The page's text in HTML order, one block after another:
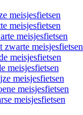
meisjesfietsen
meisjesfietsen
meisjesfietsen
zwarte meisjesfietsen
meisjesfietsen
meisjesfietsen
meisjesfietsen
meisjesfietsen
meisjesfietsen